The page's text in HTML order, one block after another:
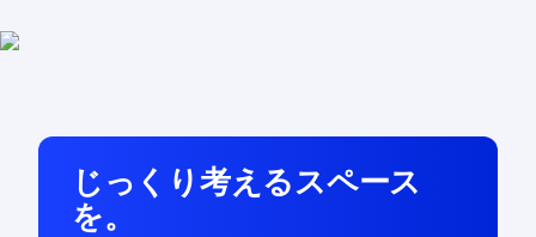
じっくり考えるスペース
を。